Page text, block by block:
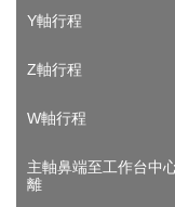
Y軸行程
Z軸行程
W軸行程
主軸鼻端至工作台中
離